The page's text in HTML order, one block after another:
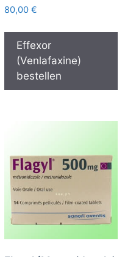
80,00 €
Effexor
(Venlafaxine)
bestellen